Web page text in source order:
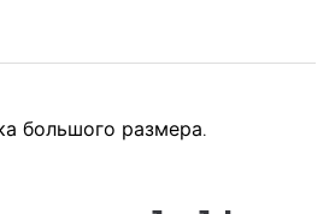
большого размера.